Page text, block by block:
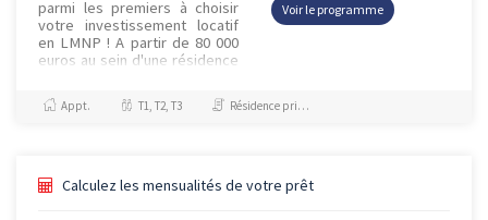
parmi les premiers à choisir
votre investissement locatif
en LMNP ! A partir de 80 000
euros au sein d'une résidence
jeunes actifs. Jusqu'à 7%...
Voir le programme
Appt. T1, T2, T3 Résidence principale / PTZ
Calculez les mensualités de votre prêt